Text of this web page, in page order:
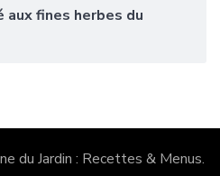
fines herbes du
du Jardin : Recettes & Menus.